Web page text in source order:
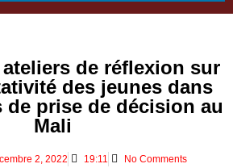
de réflexion sur
des jeunes dans
de prise de décision au
Mali
2, 2022 19:11 No Comments